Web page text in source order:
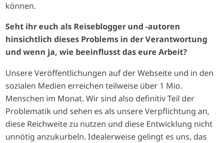
können.
Seht ihr euch als Reiseblogger und -autoren
hinsichtlich dieses Problems in der Verantwortung
und wenn ja, wie beeinflusst das eure Arbeit?
Unsere Veröffentlichungen auf der Webseite und in den
sozialen Medien erreichen teilweise über 1 Mio.
Menschen im Monat. Wir sind also definitiv Teil der
Problematik und sehen es als unsere Verpflichtung an,
diese Reichweite zu nutzen und diese Entwicklung nicht
unnötig anzukurbeln. Idealerweise gelingt es uns, das